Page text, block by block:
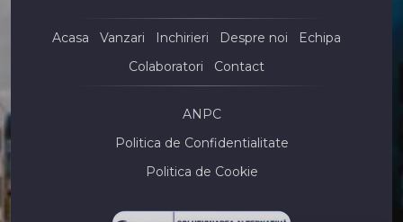
Apartamente de inchiriat in Mamaia Central
Apartamente de inchiriat in Constanta Centru
Case de inchiriat
Case de inchiriat in Constanta
Case de inchiriat in Constanta Trocadero
Acasa Vanzari Inchirieri Despre noi
Echipa
Colaboratori
Contact
ANPC
Politica de Confidentialitate
Politica de Cookie